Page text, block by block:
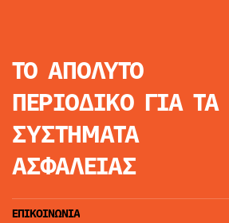
ΤΟ ΑΠΟΛΥΤΟ
ΠΕΡΙΟΔΙΚΟ ΓΙΑ ΤΑ
ΣΥΣΤΗΜΑΤΑ
ΑΣΦΑΛΕΙΑΣ
ΕΠΙΚΟΙΝΩΝΙΑ